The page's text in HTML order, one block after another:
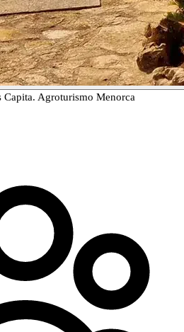
Capita. Agroturismo Menorca